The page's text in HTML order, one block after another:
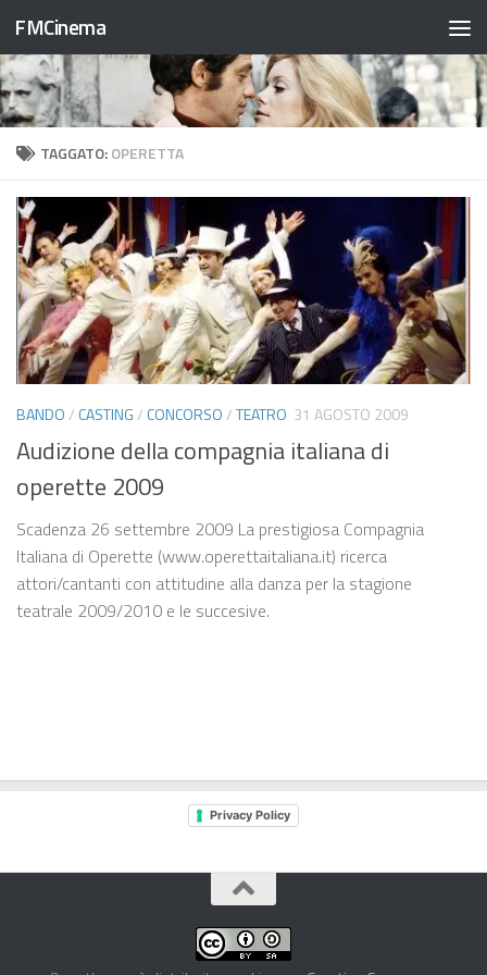
Salta al contenuto
FMCinema
TAGGATO:OPERETTA
BANDO/ CASTING/ CONCORSO/TEATRO 31 AGOSTO 2009
Audizione della compagnia italiana di
operette 2009
Scadenza 26 settembre 2009 La prestigiosa Compagnia
Italiana di Operette (www.operettaitaliana.it) ricerca
attori/cantanti con attitudine alla danza per la stagione
teatrale 2009/2010 e le succesive.
Privacy Policy